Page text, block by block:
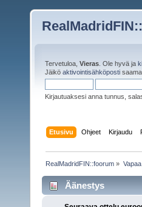
Tervetuloa, Vieras . Ole hyvä ja
Jäikö aktivointisähköposti
Kirjautuaksesi anna tunnus,
Etusivu Ohjeet Kirjaudu
RealMadridFIN::foorum »
Äänestys